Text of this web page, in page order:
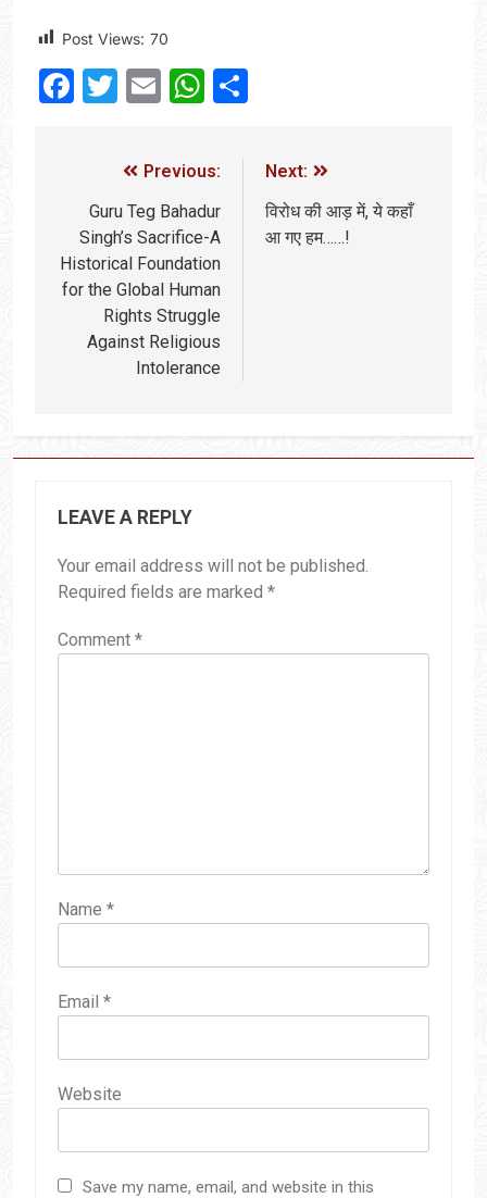
Post Views: 70
Facebook
Twitter
EmailWhatsApp
Previous:
Guru Teg Bahadur
Singh’s Sacrifice-A
Historical Foundation
for the Global Human
Rights Struggle
Against Religious
Intolerance
Next:
विरोध की आड़ में, ये कहाँ
आ गए हम……!
LEAVE A REPLY
Your email address will not be published.
Required fields are marked *
Comment *
Name *
Email *
Website
Save my name, email, and website in this